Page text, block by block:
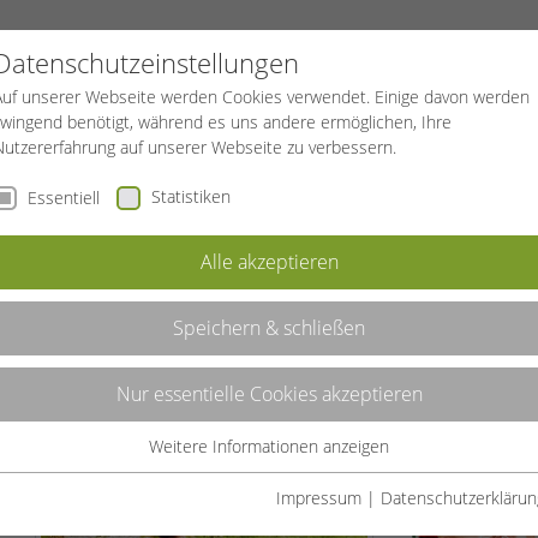
PROJEKTE SPORTREISEN
IMMUNSYSTEMS
unserer Webseite werden Cookies verwendet. Einige davon werden
benötigt, während es uns andere ermöglichen, Ihre
auf unserer Webseite zu verbessern.
Essentiell Statistiken
Alle akzeptieren
Speichern & schließen
Nur essentielle Cookies akzeptieren
Essentielle Cookies werden für grundlegende Funktionen der
Weitere Informationen anzeigen
Impressum |